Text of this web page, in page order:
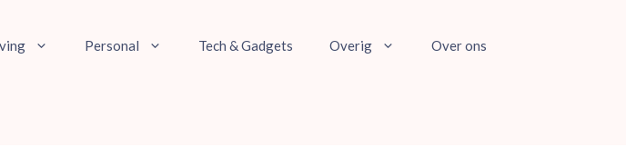
Personal Tech & Gadgets Overig Over ons